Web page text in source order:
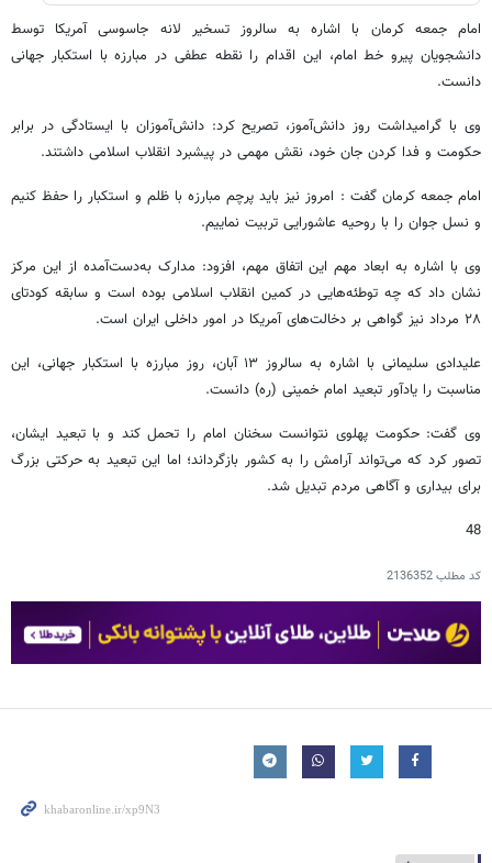
امام جمعه کرمان با اشاره به سالروز تسخیر لانه جاسوسی آمریکا توسط
دانشجویان پیرو خط امام، این اقدام را نقطه عطفی در مبارزه با استکبار جهانی
دانست.
وی با گرامیداشت روز دانش‌آموز، تصریح کرد: دانش‌آموزان با ایستادگی در برابر
حکومت و فدا کردن جان خود، نقش مهمی در پیشبرد انقلاب اسلامی داشتند.
امام جمعه کرمان گفت : امروز نیز باید پرچم مبارزه با ظلم و استکبار را حفظ کنیم
و نسل جوان را با روحیه عاشورایی تربیت نماییم.
وی با اشاره به ابعاد مهم این اتفاق مهم، افزود: مدارک به‌دست‌آمده از این مرکز
نشان داد که چه توطئه‌هایی در کمین انقلاب اسلامی بوده است و سابقه کودتای
۲۸ مرداد نیز گواهی بر دخالت‌های آمریکا در امور داخلی ایران است.
علیدادی سلیمانی با اشاره به سالروز ۱۳ آبان، روز مبارزه با استکبار جهانی، این
مناسبت را یادآور تبعید امام خمینی (ره) دانست.
وی گفت: حکومت پهلوی نتوانست سخنان امام را تحمل کند و با تبعید ایشان،
تصور کرد که می‌تواند آرامش را به کشور بازگرداند؛ اما این تبعید به حرکتی بزرگ
برای بیداری و آگاهی مردم تبدیل شد.
48
کد مطلب2136352